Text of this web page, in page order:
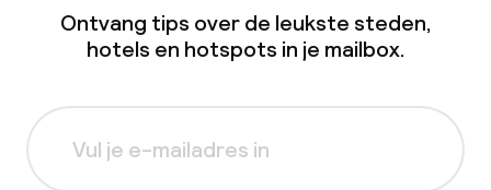
Ontvang tips over de leukste steden,
hotels en hotspots in je mailbox.